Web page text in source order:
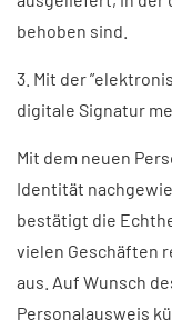
behoben sind.
3. Mit der
digitale Signatur
Mit dem neuen
Identität
bestätigt die
vielen Geschäften
aus. Auf Wunsch
Personalausweis